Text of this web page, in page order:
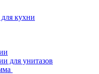
кухни
для унитазов